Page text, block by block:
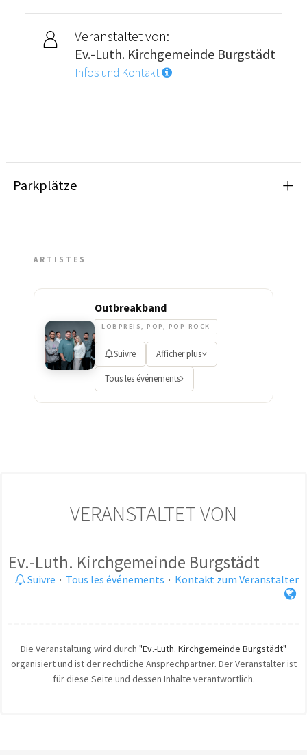
Veranstaltet von:
Ev.-Luth. Kirchgemeinde Burgstädt
Infos und Kontakt
Parkplätze
ARTISTES
Outbreakband
LOBPREIS, POP, POP-ROCK
Suivre Afficher plus
Tous les événements
VERANSTALTET VON
Ev.-Luth. Kirchgemeinde Burgstädt
Suivre · Tous les événements · Kontakt zum Veranstalter
Die Veranstaltung wird durch "Ev.-Luth. Kirchgemeinde Burgstädt"
organisiert und ist der rechtliche Ansprechpartner. Der Veranstalter ist
für diese Seite und dessen Inhalte verantwortlich.